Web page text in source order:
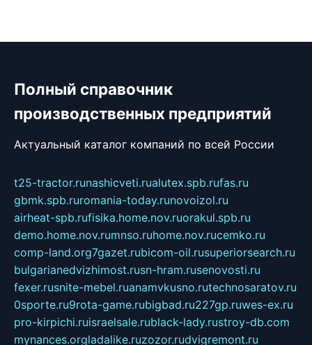
Полный справочник
производственных предприятий
Актуальный каталог компаний по всей России
t25-tractor.runashicveti.rualutex.spb.rufas.ru
gbmk.spb.ruromania-today.runovoizol.ru
airheat-spb.rufisika.home.nov.ruorakul.spb.ru
demo.home.nov.rumnso.ruhome.nov.rucemko.ru
comp-land.org7gazet.rubicom-oil.rusuperiorsearch.ru
bulgarianedvizhimost.rusn-hram.rusenovosti.ru
fexer.rusnite-mebel.ruanamvkusno.rutechnosaratov.ru
0sporte.ru9rota-game.rubigbad.ru227gp.ruwes-ex.ru
pro-kirpichi.ruisraelsale.rublack-lady.rustroy-db.com
mynances.orgladalike.ruzozor.rudvigremont.ru